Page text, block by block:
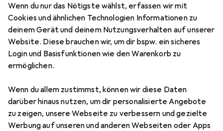
Wenn du nur das Nötigste wählst, erfassen wir mit
Cookies und ähnlichen Technologien Informationen zu
deinem Gerät und deinem Nutzungsverhalten auf unserer
Website. Diese brauchen wir, um dir bspw. ein sicheres
Login und Basisfunktionen wie den Warenkorb zu
ermöglichen.
Wenn du allem zustimmst, können wir diese Daten
darüber hinaus nutzen, um dir personalisierte Angebote
zu zeigen, unsere Webseite zu verbessern und gezielte
Werbung auf unseren und anderen Webseiten oder Apps
8 Bilder
DiposDisplayschutz Anti-Shock
EUR
12,–
214
Bewertungen